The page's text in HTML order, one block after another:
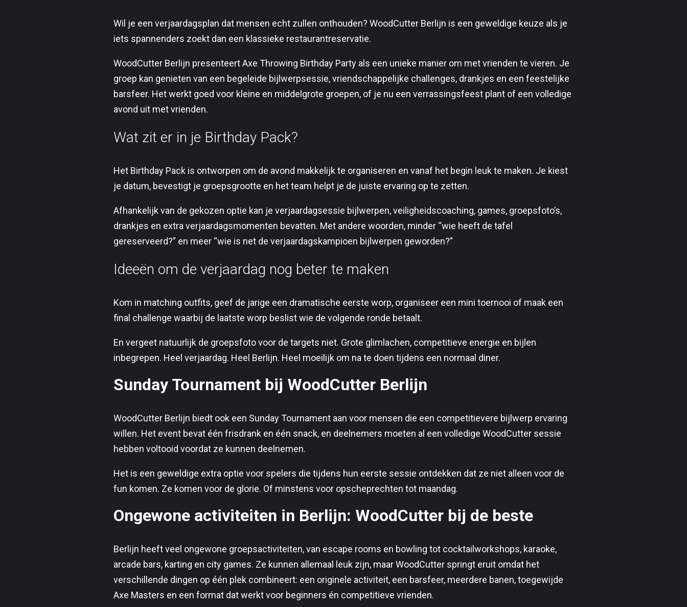
Wil je een verjaardagsplan dat mensen echt zullen onthouden? WoodCutter Berlijn is een geweldige keuze als je
iets spannenders zoekt dan een klassieke restaurantreservatie.
WoodCutter Berlijn presenteert Axe Throwing Birthday Party als een unieke manier om met vrienden te vieren. Je
groep kan genieten van een begeleide bijlwerpsessie, vriendschappelijke challenges, drankjes en een feestelijke
barsfeer. Het werkt goed voor kleine en middelgrote groepen, of je nu een verrassingsfeest plant of een volledige
avond uit met vrienden.
Wat zit er in je Birthday Pack?
Het Birthday Pack is ontworpen om de avond makkelijk te organiseren en vanaf het begin leuk te maken. Je kiest
je datum, bevestigt je groepsgrootte en het team helpt je de juiste ervaring op te zetten.
Afhankelijk van de gekozen optie kan je verjaardagsessie bijlwerpen, veiligheidscoaching, games, groepsfoto’s,
drankjes en extra verjaardagsmomenten bevatten. Met andere woorden, minder “wie heeft de tafel
gereserveerd?” en meer “wie is net de verjaardagskampioen bijlwerpen geworden?”
Ideeën om de verjaardag nog beter te maken
Kom in matching outfits, geef de jarige een dramatische eerste worp, organiseer een mini toernooi of maak een
final challenge waarbij de laatste worp beslist wie de volgende ronde betaalt.
En vergeet natuurlijk de groepsfoto voor de targets niet. Grote glimlachen, competitieve energie en bijlen
inbegrepen. Heel verjaardag. Heel Berlijn. Heel moeilijk om na te doen tijdens een normaal diner.
Sunday Tournament bij WoodCutter Berlijn
WoodCutter Berlijn biedt ook een Sunday Tournament aan voor mensen die een competitievere bijlwerp ervaring
willen. Het event bevat één frisdrank en één snack, en deelnemers moeten al een volledige WoodCutter sessie
hebben voltooid voordat ze kunnen deelnemen.
Het is een geweldige extra optie voor spelers die tijdens hun eerste sessie ontdekken dat ze niet alleen voor de
fun komen. Ze komen voor de glorie. Of minstens voor opscheprechten tot maandag.
Ongewone activiteiten in Berlijn: WoodCutter bij de beste
Berlijn heeft veel ongewone groepsactiviteiten, van escape rooms en bowling tot cocktailworkshops, karaoke,
arcade bars, karting en city games. Ze kunnen allemaal leuk zijn, maar WoodCutter springt eruit omdat het
verschillende dingen op één plek combineert: een originele activiteit, een barsfeer, meerdere banen, toegewijde
Axe Masters en een format dat werkt voor beginners én competitieve vrienden.